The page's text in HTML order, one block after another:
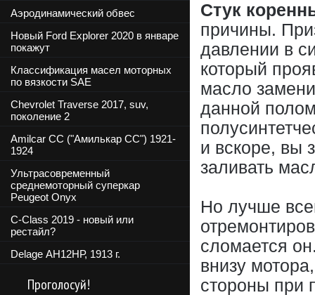
Аэродинамический обвес
Новый Ford Explorer 2020 в январе
покажут
Классификация масел моторных
по вязкости SAE
Chevrolet Traverse 2017, suv,
поколение 2
Amilcar CC ("Амилькар СС") 1921-
1924
Ультрасовременный
среднемоторный суперкар
Peugeot Onyx
C-Class 2019 - новый или
рестайл?
Delage АН12НР, 1913 г.
Проголосуй!
Стук
причины.
давлении в
который
масло
данной
и вскоре, вы
заливать
Но лучше
сломается
внизу
стороны при